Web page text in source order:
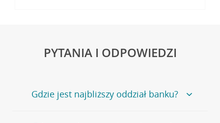
PYTANIA I ODPOWIEDZI
Gdzie jest najbliższy oddział banku?